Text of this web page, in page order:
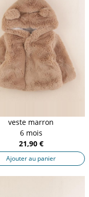
veste marron
6 mois
21,90 €
Ajouter au panier